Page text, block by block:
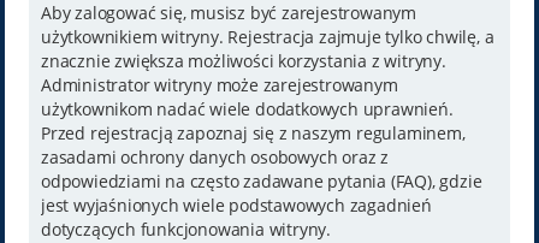
Aby zalogować się, musisz być zarejestrowanym
użytkownikiem witryny. Rejestracja zajmuje tylko chwilę, a
znacznie zwiększa możliwości korzystania z witryny.
Administrator witryny może zarejestrowanym
użytkownikom nadać wiele dodatkowych uprawnień.
Przed rejestracją zapoznaj się z naszym regulaminem,
zasadami ochrony danych osobowych oraz z
odpowiedziami na często zadawane pytania (FAQ), gdzie
jest wyjaśnionych wiele podstawowych zagadnień
dotyczących funkcjonowania witryny.